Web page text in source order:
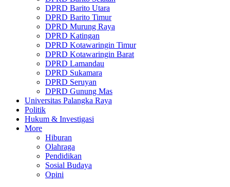
DPRD Barito Utara
DPRD Barito Timur
DPRD Murung Raya
DPRD Katingan
DPRD Kotawaringin Timur
DPRD Kotawaringin Barat
DPRD Lamandau
DPRD Sukamara
DPRD Seruyan
DPRD Gunung Mas
Universitas Palangka Raya
Politik
Hukum & Investigasi
More
Hiburan
Olahraga
Pendidikan
Sosial Budaya
Opini